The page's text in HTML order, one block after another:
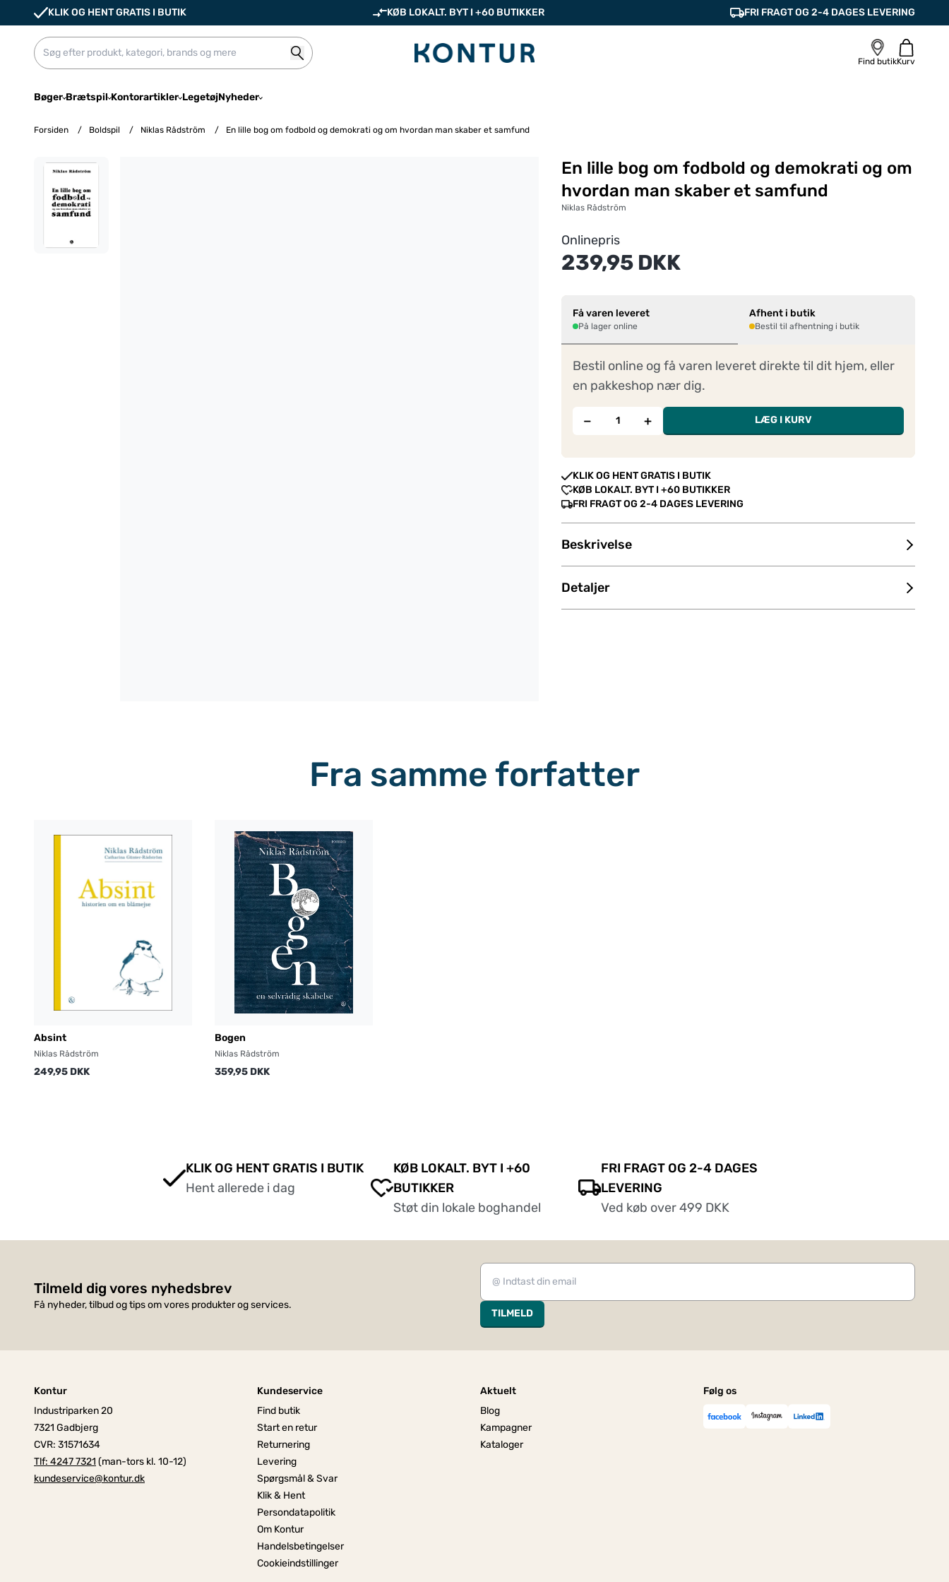
KLIK OG HENT GRATIS I BUTIK KØB LOKALT. BYT I +60 BUTIKKER FRI FRAGT OG 2-4 DAGES LEVERING
Find butikKurv
Bøger Brætspil Kontorartikler LegetøjNyheder
Forsiden / Boldspil / Niklas Rådström / En lille bog om fodbold og demokrati og om hvordan man skaber et samfund
En lille bog om fodbold og demokrati og om
hvordan man skaber et samfund
Niklas Rådström
Onlinepris
239,95 DKK
Få varen leveret
På lager online
Afhent i butik
Bestil til afhentning i butik
Bestil online og få varen leveret direkte til dit hjem, eller
en pakkeshop nær dig.
− + LÆG I KURV
KLIK OG HENT GRATIS I BUTIK
KØB LOKALT. BYT I +60 BUTIKKER
FRI FRAGT OG 2-4 DAGES LEVERING
Beskrivelse
Detaljer
Fra samme forfatter
Absint
Niklas Rådström
249,95 DKK
Bogen
Niklas Rådström
359,95 DKK
KLIK OG HENT GRATIS I BUTIK
Hent allerede i dag
KØB LOKALT. BYT I +60
BUTIKKER
Støt din lokale boghandel
FRI FRAGT OG 2-4 DAGES
LEVERING
Ved køb over 499 DKK
Tilmeld dig vores nyhedsbrev
Få nyheder, tilbud og tips om vores produkter og services.
TILMELD
Kontur
Industriparken 20
7321 Gadbjerg
CVR: 31571634
Tlf: 4247 7321 (man-tors kl. 10-12)
kundeservice@kontur.dk
Kundeservice
Find butik
Start en retur
Returnering
Levering
Spørgsmål & Svar
Klik & Hent
Persondatapolitik
Om Kontur
Handelsbetingelser
Cookieindstillinger
Aktuelt
Blog
Kampagner
Kataloger
Følg os